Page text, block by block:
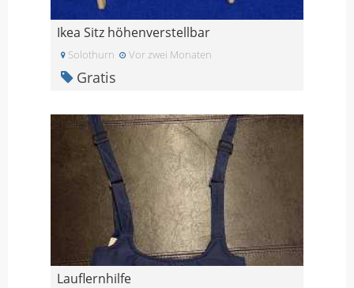
Ikea Sitz höhenverstellbar
Solothurn Vor zwei Monaten
Gratis
Lauflernhilfe